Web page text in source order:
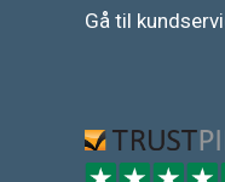
Gå til